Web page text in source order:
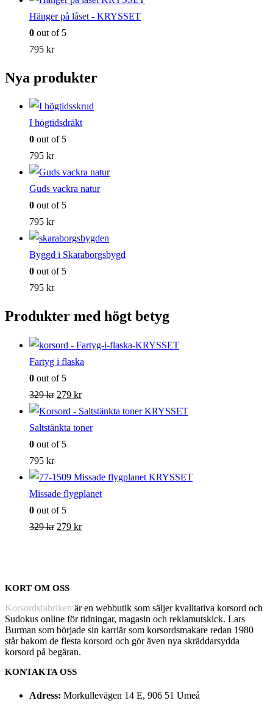
Hänger på låset - KRYSSET
0 out of 5
795 kr
Nya produkter
I högtidsdräkt
0 out of 5
795 kr
Guds vackra natur
0 out of 5
795 kr
Byggd i Skaraborgsbygd
0 out of 5
795 kr
Produkter med högt betyg
Fartyg i flaska
0 out of 5
329kr Det
ursprungliga
priset
var:
279 krDet
nuvarande
priset
Saltstänkta toner
0 out of 5
795 kr
Missade flygplanet
0 out of 5
329kr Det
329 kr.
279 krDet
KORT OM OSS
Korsordsfabriken är en webbutik som säljer kvalitativa korsord och
Sudokus online för tidningar, magasin och reklamutskick. Lars
Burman som började sin karriär som korsordsmakare redan 1980
står bakom de flesta korsord och gör även nya skräddarsydda
korsord på begäran.
KONTAKTA OSS
Adress: Morkullevägen 14 E, 906 51 Umeå